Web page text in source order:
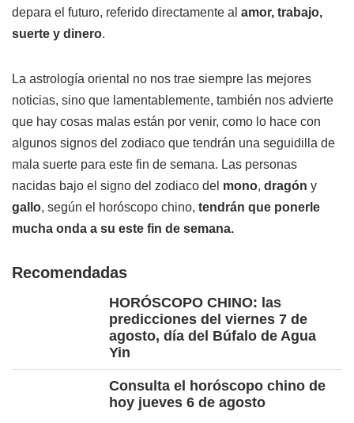
depara el futuro, referido directamente al amor, trabajo,
suerte y dinero.
La astrología oriental no nos trae siempre las mejores
noticias, sino que lamentablemente, también nos advierte
que hay cosas malas están por venir, como lo hace con
algunos signos del zodiaco que tendrán una seguidilla de
mala suerte para este fin de semana. Las personas
nacidas bajo el signo del zodiaco del mono, dragón y
gallo, según el horóscopo chino, tendrán que ponerle
mucha onda a su este fin de semana.
Recomendadas
HORÓSCOPO CHINO: las
predicciones del viernes 7 de
agosto, día del Búfalo de Agua
Yin
Consulta el horóscopo chino de
hoy jueves 6 de agosto